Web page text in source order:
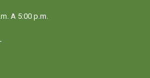
A 5:00 p.m.